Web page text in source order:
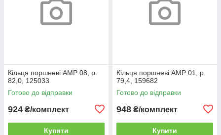
Кільця поршневі AMP 08, р.
82,0, 125033
Готово до відправки
924 ₴/комплект
Купити
Кільця поршневі AMP 01, р.
79,4, 159682
Готово до відправки
948 ₴/комплект
Купити